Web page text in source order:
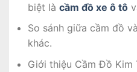
biệt là cầm đồ xe ô tô
So sánh giữa cầm đồ
khác.
Giới thiệu Cầm Đồ Kim